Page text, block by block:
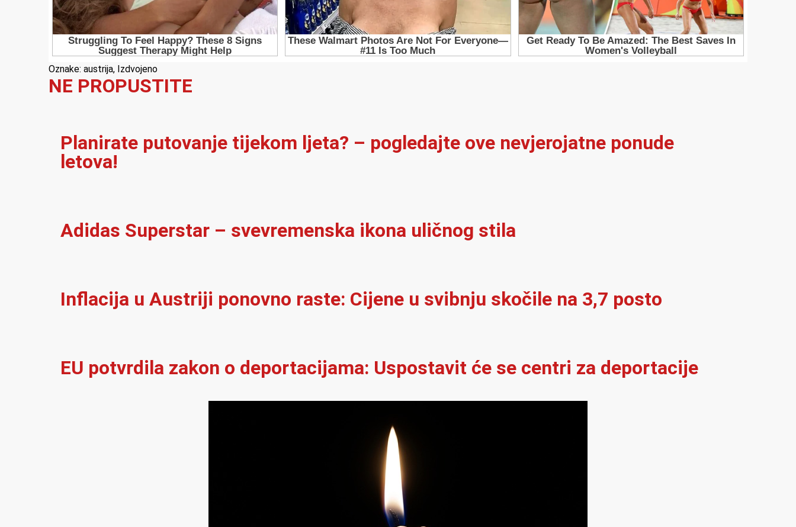
Oznake: austrija, Izdvojeno
NE PROPUSTITE
Planirate putovanje tijekom ljeta? – pogledajte ove nevjerojatne ponude
letova!
Adidas Superstar – svevremenska ikona uličnog stila
Inflacija u Austriji ponovno raste: Cijene u svibnju skočile na 3,7 posto
EU potvrdila zakon o deportacijama: Uspostavit će se centri za deportacije